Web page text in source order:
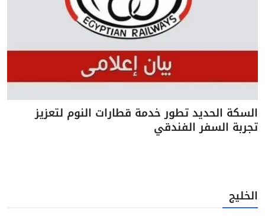
السكة الحديد تطور خدمة قطارات النوم لتعزيز
تجربة السفر الفندقي
الخليج